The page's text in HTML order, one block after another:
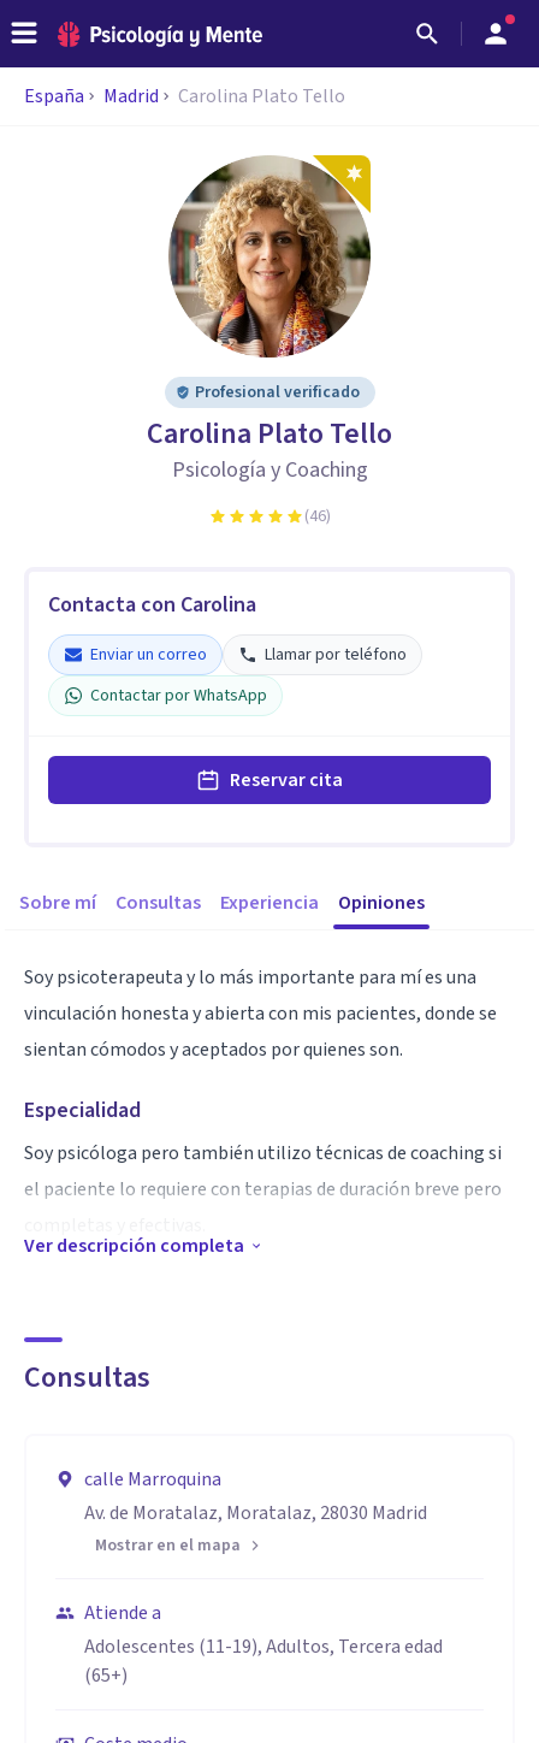
España Madrid Carolina Plato Tello
Profesional verificado
Carolina Plato Tello
Psicología y Coaching
(46)
Contacta con Carolina
Enviar un correo
Llamar por teléfono
Contactar por WhatsApp
Reservar cita
Sobre mí Consultas Experiencia Opiniones
Soy psicoterapeuta y lo más importante para mí es una
vinculación honesta y abierta con mis pacientes, donde se
sientan cómodos y aceptados por quienes son.
Especialidad
Soy psicóloga pero también utilizo técnicas de coaching si
el paciente lo requiere con terapias de duración breve pero
se centra en la persona utilizando las técnicas más
psicología humanista que conlleva aspectos de la gestalt,
brainspotting, Método Aleceia para el tratamiento del
trauma, análisis transaccional, IFS, etc.
Ver descripción completa
Consultas
calle Marroquina
Av. de Moratalaz, Moratalaz, 28030 Madrid
Mostrar en el mapa
Atiende a
Adolescentes (11-19), Adultos, Tercera edad
(65+)